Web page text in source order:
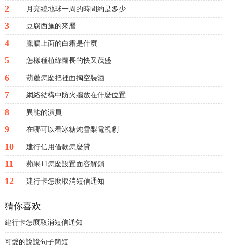
2 月亮繞地球一周的時間約是多少
3 豆腐西施的來曆
4 臘腸上面的白霜是什麼
5 怎樣種植綠蘿長的快又茂盛
6 葫蘆怎麼把裡面掏空裝酒
7 網絡結構中防火牆放在什麼位置
8 異能的演員
9 在哪可以看冰糖炖雪梨電視劇
10 建行信用借款怎麼貸
11 蘋果11怎麼設置面容解鎖
12 建行卡怎麼取消短信通知
猜你喜欢
建行卡怎麼取消短信通知
可愛的說說句子簡短